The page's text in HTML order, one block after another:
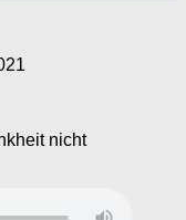
nicht